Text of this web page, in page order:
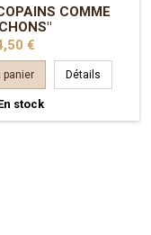
COMME
€
panier Détails
stock